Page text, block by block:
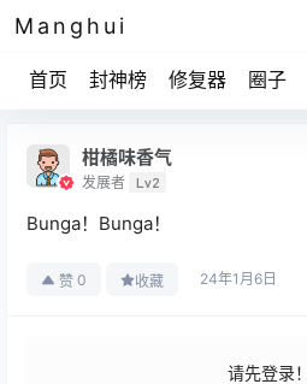
Manghui
首页 封神榜 修复器 圈子
柑橘味香气
发展者 Lv2
Bunga！Bunga！
赞 0 收藏 24年1月6日
请先登录！